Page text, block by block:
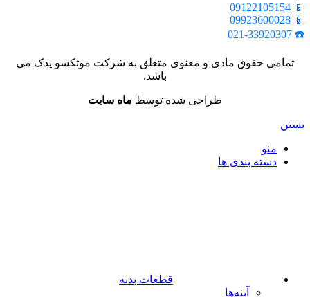
📱 09122105154
📱 09923600028
☎️ 021-33920307
تمامی حقوق مادی و معنوی متعلق به شرکت موتکسو یدک می
باشد.
طراحی شده توسط ماه سایت
بستن
منو
دسته بندی ها
قطعات بدنه
آینه‌ها